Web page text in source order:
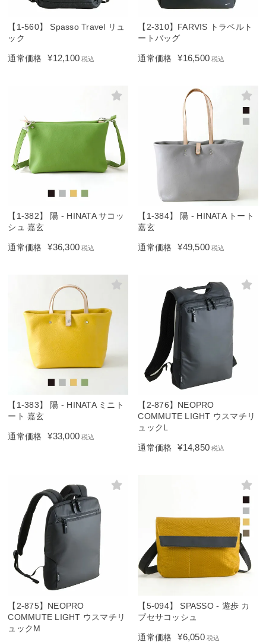
【1-560】 Spasso Travel リュ
ック
通常価格 ¥12,100 税込
【2-310】FARVIS トラベルト
ートバッグ
通常価格 ¥16,500 税込
【1-382】 陽 - HINATA サコッ
シュ 嘉玄
通常価格 ¥36,300 税込
【1-384】 陽 - HINATA トート
嘉玄
通常価格 ¥49,500 税込
【1-383】 陽 - HINATA ミニト
ート 嘉玄
通常価格 ¥33,000 税込
【2-876】NEOPRO
COMMUTE LIGHT ウスマチリ
ュックL
通常価格 ¥14,850 税込
【2-875】NEOPRO
COMMUTE LIGHT ウスマチリ
ュックM
【5-094】 SPASSO - 遊歩 カ
ブセサコッシュ
通常価格 ¥6,050 税込